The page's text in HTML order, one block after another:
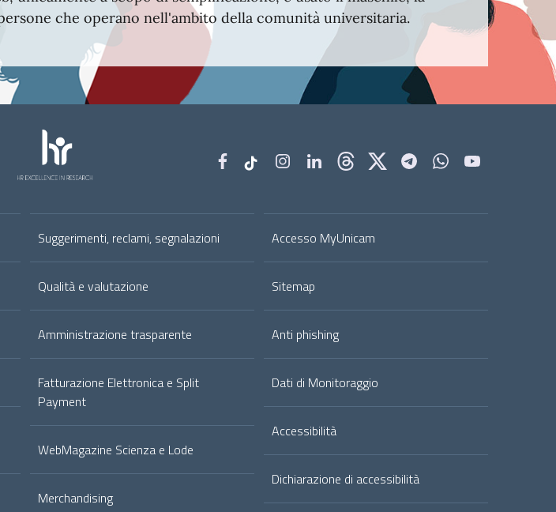
che operano nell'ambito della comunità universitaria.
Suggerimenti, reclami, segnalazioni
Qualità e valutazione
Amministrazione trasparente
Fatturazione Elettronica e Split
Payment
WebMagazine Scienza e Lode
Merchandising
Accesso MyUnicam
Sitemap
Anti phishing
Dati di Monitoraggio
Accessibilità
Dichiarazione di accessibilità